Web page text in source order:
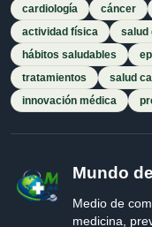
cardiología
cáncer
actividad física
salud
hábitos saludables
tratamientos
salud
innovación médica
Mundo
Medio de
medicina,